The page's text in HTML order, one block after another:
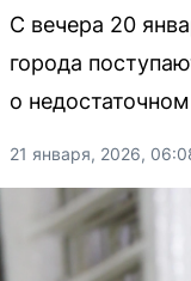
С вечера 20
города
о
21 января, 2026,